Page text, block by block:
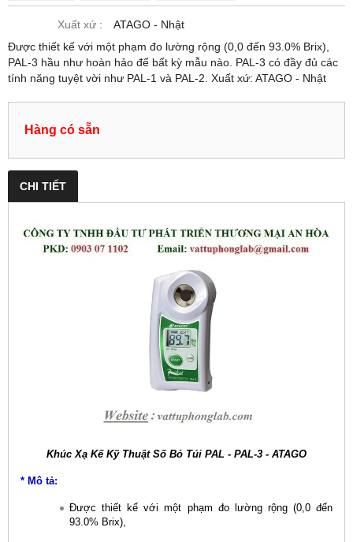
Xuất xứ :
ATAGO - Nhật
Được thiết kế với một phạm đo lường rộng (0,0 đến 93.0% Brix),
PAL-3 hầu như hoàn hảo để bất kỳ mẫu nào. PAL-3 có đầy đủ các
tính năng tuyệt vời như PAL-1 và PAL-2. Xuất xứ: ATAGO - Nhật
Hàng có sẵn
CHI TIẾT
Khúc Xạ Kế Kỹ Thuật Số Bỏ Túi PAL - PAL-3 - ATAGO
* Mô tả:
Được thiết kế với một phạm đo lường rộng (0,0 đến
93.0% Brix),